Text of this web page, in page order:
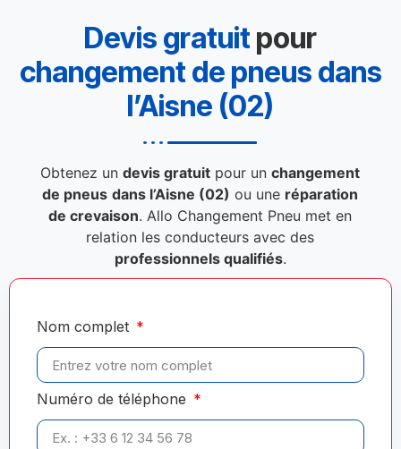
Devis gratuitpour
changement de pneus dans
l’Aisne (02)
Obtenez undevis gratuit pour unchangement
de pneus dans l’Aisne (02) ou une réparation
de crevaison. Allo Changement Pneu met en
relation les conducteurs avec des
professionnels qualifiés.
Nom complet
Numéro de téléphone